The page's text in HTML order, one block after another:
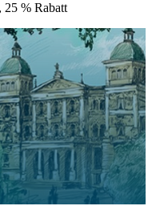
25 % Rabatt